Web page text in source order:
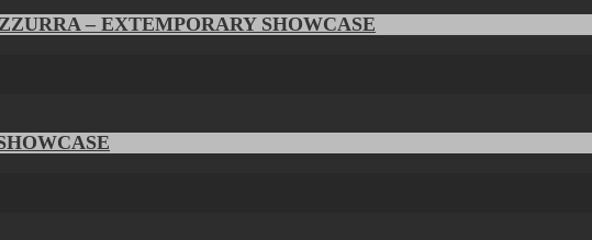
– EXTEMPORARY SHOWCASE